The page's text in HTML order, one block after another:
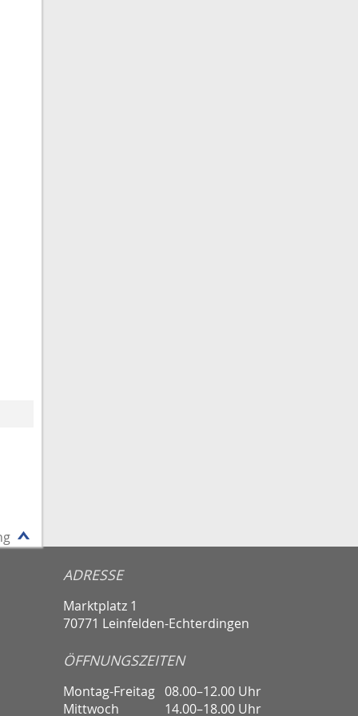
ADRESSE
Marktplatz 1
70771 Leinfelden-Echterdingen
ÖFFNUNGSZEITEN
Montag-Freitag 08.00–12.00 Uhr
Mittwoch
14.00–18.00 Uhr